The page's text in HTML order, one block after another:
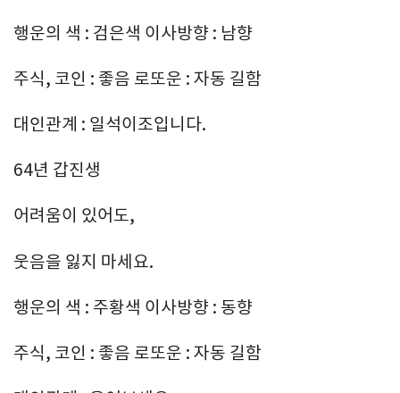
행운의 색 : 검은색 이사방향 : 남향
주식, 코인 : 좋음 로또운 : 자동 길함
대인관계 : 일석이조입니다.
64년 갑진생
어려움이 있어도,
웃음을 잃지 마세요.
행운의 색 : 주황색 이사방향 : 동향
주식, 코인 : 좋음 로또운 : 자동 길함